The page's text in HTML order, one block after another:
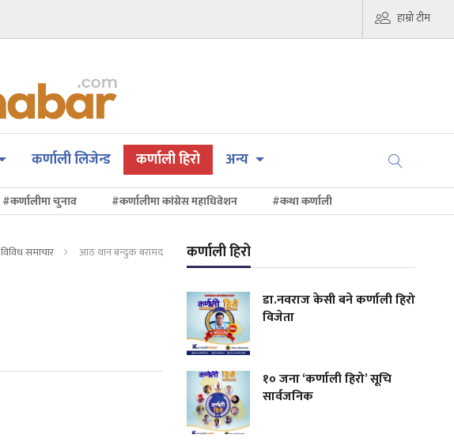
हाम्रो टीम
कर्णाली लिजेन्ड कर्णाली हिरो अन्य
#कर्णालीमा चुनाव #कर्णालीमा कांग्रेस महाधिवेशन #कथा कर्णाली
विविध समाचार आठ थान बन्दुक बरामद कर्णाली हिरो
डा.नवराज केसी बने कर्णाली हिरो
विजेता
१० जना ‘कर्णाली हिरो’ सूचि
सार्वजनिक